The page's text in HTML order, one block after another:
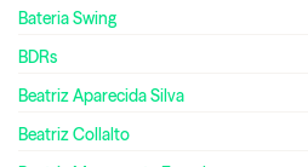
Bateria Swing
BDRs
Beatriz Aparecida Silva
Beatriz Collalto